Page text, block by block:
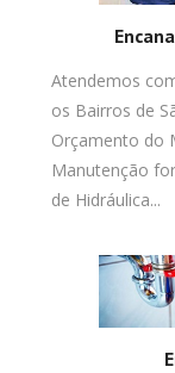
Atendemos
os Bairros de
Orçamento do
Manutenção
de Hidráulica...